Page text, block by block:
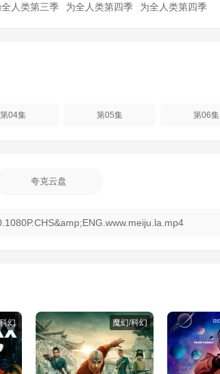
全人类第三季 为全人类第四季 为全人类第四季
第04集 第05集 第06集
夸克云盘
幻 魔幻/科幻